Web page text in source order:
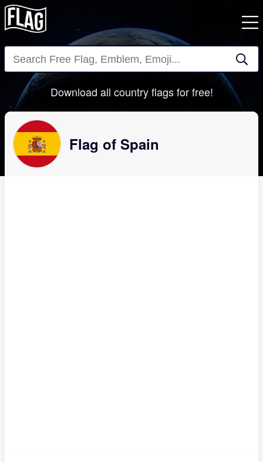
Close
Download all country flags for free!
Flag of Spain